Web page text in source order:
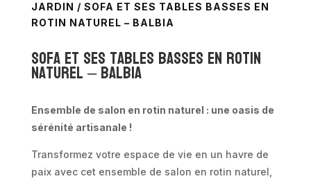
JARDIN / SOFA ET SES TABLES BASSES EN
ROTIN NATUREL – BALBIA
Sofa et ses tables basses en rotin
naturel – Balbia
Ensemble de salon en rotin naturel : une oasis de
sérénité artisanale !
Transformez votre espace de vie en un havre de
paix avec cet ensemble de salon en rotin naturel,